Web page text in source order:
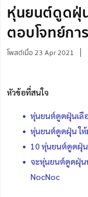
หุ่นยนต์ดูดฝุ่
ตอบโจทย์กา
โพสต์เมื่อ 23 Apr 2021
หัวข้อที่สนใจ
หุ่นยนต์ดูดฝุ่นเลื
หุ่นยนต์ดูดฝุ่น ให้
10 หุ่นยนต์ดูดฝุ่น
จะหุ่นยนต์ดูดฝุ่น
NocNoc